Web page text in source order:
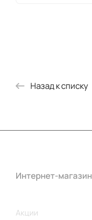
Назад к списку
Интернет-магазин
Акции